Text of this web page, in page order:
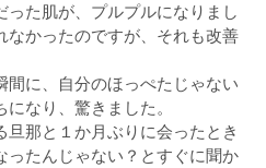
った肌が、プルプルになりまし
なかったのですが、それも改善
間に、自分のほっぺたじゃない
になり、驚きました。
旦那と１か月ぶりに会ったとき
ったんじゃない？とすぐに聞か